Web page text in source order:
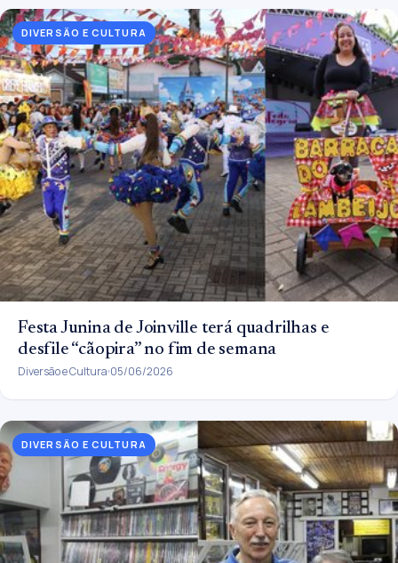
DIVERSÃO E CULTURA
Festa Junina de Joinville terá quadrilhas e
desfile “cãopira” no fim de semana
Diversão e Cultura 05/06/2026
DIVERSÃO E CULTURA